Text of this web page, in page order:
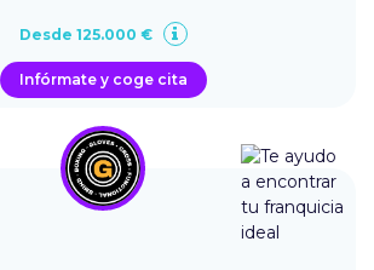
Desde 125.000 €
Infórmate y coge cita